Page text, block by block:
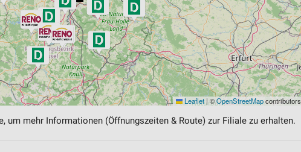
Leaflet |©OpenStreetMapcontributors
um mehr Informationen (Öffnungszeiten & Route) zur Filiale zu erhalten.